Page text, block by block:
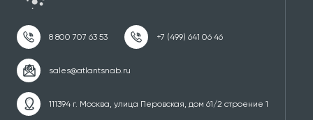
111394 г. Москва, улица Перовская, дом 61/2 строение 1